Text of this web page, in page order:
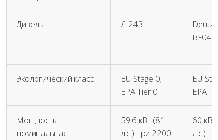
Дизель Д-243
Deutz
Экологический класс
ЕU Stage 0;
ЕРА Tier 0
EU
ЕРА
Мощность
номинальная
59.6 кВт (81
л.с.) при 2200
60
л.с.)